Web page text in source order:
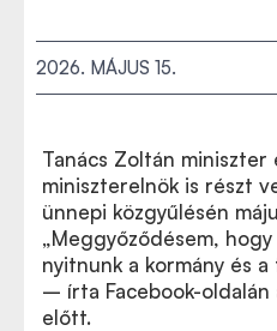
2026. MÁJUS 15.
Tanács Zoltán miniszter
miniszterelnök is részt
ünnepi közgyűlésén
„Meggyőződésem,
nyitnunk a kormány és
– írta Facebook-oldalán
előtt.